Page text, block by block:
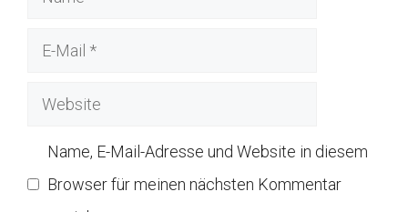
Website
Name, E-Mail-Adresse und Website in diesem
Browser für meinen nächsten Kommentar